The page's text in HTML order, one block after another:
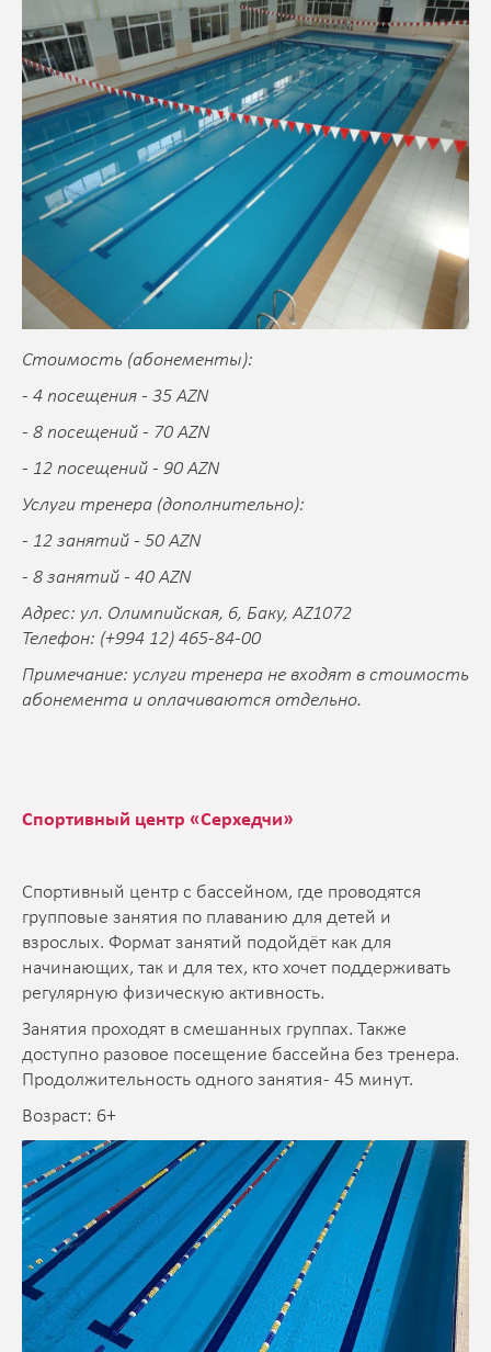
Стоимость (абонементы):
- 4 посещения - 35 AZN
- 8 посещений - 70 AZN
- 12 посещений - 90 AZN
Услуги тренера (дополнительно):
- 12 занятий - 50 AZN
- 8 занятий - 40 AZN
Адрес: ул. Олимпийская, 6, Баку, AZ1072
Телефон: (+994 12) 465-84-00
Примечание: услуги тренера не входят в стоимость
абонемента и оплачиваются отдельно.
Спортивный центр «Серхедчи»
Спортивный центр с бассейном, где проводятся
групповые занятия по плаванию для детей и
взрослых. Формат занятий подойдёт как для
начинающих, так и для тех, кто хочет поддерживать
регулярную физическую активность.
Занятия проходят в смешанных группах. Также
доступно разовое посещение бассейна без тренера.
Продолжительность одного занятия - 45 минут.
Возраст: 6+